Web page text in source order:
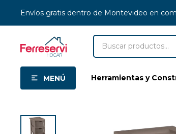
MENÚ Herramientas y
Envíos gratis dentro de Montevideo en